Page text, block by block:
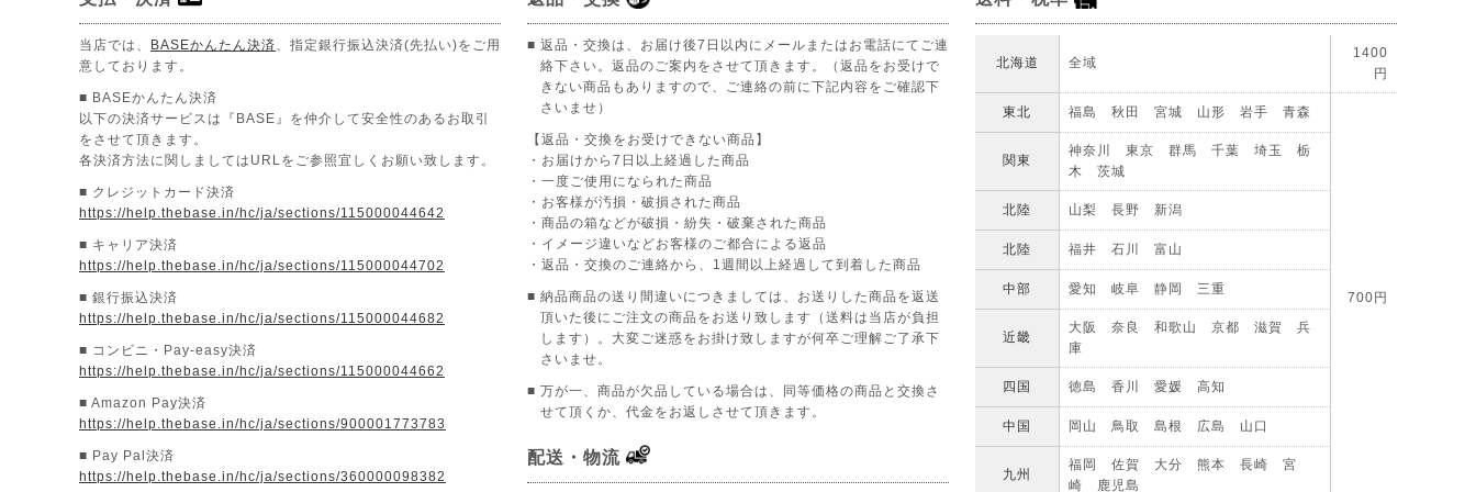
当店では、 BASEかんたん決済 、指定銀行振込決済(先払い)をご用
意しております。
■ BASEかんたん決済
以下の決済サービスは『BASE』を仲介して安全性のあるお取引
をさせて頂きます。
各決済方法に関しましてはURLをご参照宜しくお願い致します。
■ クレジットカード決済
https://help.thebase.in/hc/ja/sections/115000044642
■ キャリア決済
https://help.thebase.in/hc/ja/sections/115000044702
■ 銀行振込決済
https://help.thebase.in/hc/ja/sections/115000044682
■ コンビニ・Pay-easy決済
https://help.thebase.in/hc/ja/sections/115000044662
■ Amazon Pay決済
https://help.thebase.in/hc/ja/sections/900001773783
■ Pay Pal決済
https://help.thebase.in/hc/ja/sections/360000098382
■ 返品・交換は、お届け後7日以内にメールまたはお電話にてご連
絡下さい。返品のご案内をさせて頂きます。（返品をお受けで
きない商品もありますので、ご連絡の前に下記内容をご確認下
さいませ）
【返品・交換をお受けできない商品】
・お届けから7日以上経過した商品
・一度ご使用になられた商品
・お客様が汚損・破損された商品
・商品の箱などが破損・紛失・破棄された商品
・イメージ違いなどお客様のご都合による返品
・返品・交換のご連絡から、1週間以上経過して到着した商品
■ 納品商品の送り間違いにつきましては、お送りした商品を返送
頂いた後にご注文の商品をお送り致します（送料は当店が負担
します）。大変ご迷惑をお掛け致しますが何卒ご理解ご了承下
さいませ。
■ 万が一、商品が欠品している場合は、同等価格の商品と交換さ
せて頂くか、代金をお返しさせて頂きます。
配送・物流
北海道 全域
1400
円
東北 福島 秋田 宮城 山形 岩手 青森
700円
関東
神奈川 東京 群馬 千葉 埼玉 栃
木 茨城
北陸 山梨 長野 新潟
北陸 福井 石川 富山
中部 愛知 岐阜 静岡 三重
近畿
大阪 奈良 和歌山 京都 滋賀 兵
庫
四国 徳島 香川 愛媛 高知
中国 岡山 鳥取 島根 広島 山口
九州
福岡 佐賀 大分 熊本 長崎 宮
崎 鹿児島